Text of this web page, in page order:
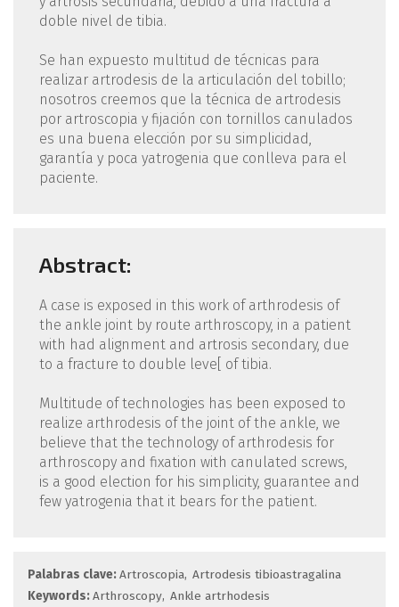
doble nivel de tibia.
Se han expuesto multitud de técnicas para
realizar artrodesis de la articulación del tobillo;
nosotros creemos que la técnica de artrodesis
por artroscopia y fijación con tornillos canulados
es una buena elección por su simplicidad,
garantía y poca yatrogenia que conlleva para el
paciente.
Abstract:
A case is exposed in this work of arthrodesis of
the ankle joint by route arthroscopy, in a pa­tient
with had alignment and artrosis secondary, due
to a fracture to double leve[ of tibia.
Multitude of technologies has been exposed to
realize arthrodesis of the joint of the ankle, we
be­lieve that the technology of arthrodesis for
arthroscopy and fixation with canulated screws,
is a good election for his simplicity, guarantee and
few yatrogenia that it bears for the patient.
Palabras clave:Artroscopia Artrodesis tibioas­tragalina
Keywords:Arthroscopy Ankle artrhodesis